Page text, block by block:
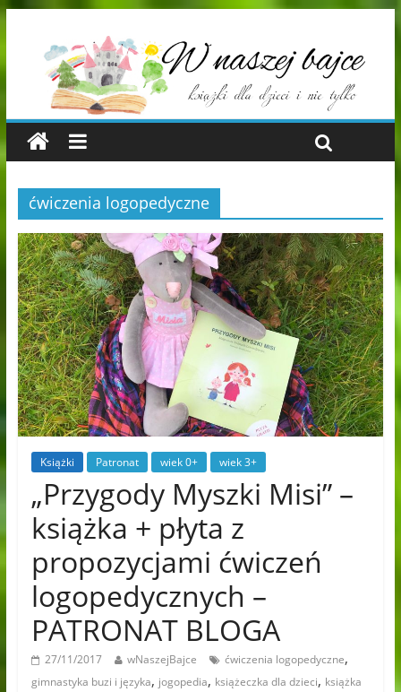
ćwiczenia logopedyczne
Książki Patronat wiek 0+ wiek 3+
„Przygody Myszki Misi” –
książka + płyta z
propozycjami ćwiczeń
logopedycznych –
PATRONAT BLOGA
27/11/2017 wNaszejBajce ćwiczenia logopedyczne,
gimnastyka buzi i języka, jogopedia, książeczka dla dzieci, książka